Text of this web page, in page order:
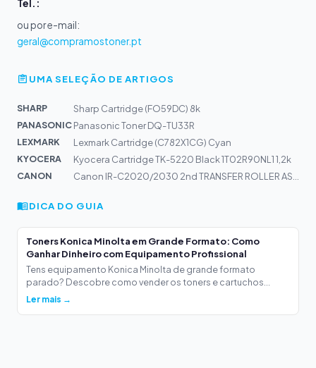
Tel.:
ou por e-mail:
geral@compramostoner.pt
UMA SELEÇÃO DE ARTIGOS
SHARP
Sharp Cartridge (FO59DC) 8k
PANASONICPanasonic Toner DQ-TU33R
LEXMARK
Lexmark Cartridge (C782X1CG) Cyan
KYOCERA
Kyocera Cartridge TK-5220 Black 1T02R90NL1 1,2k
CANON
Canon IR-C2020/2030 2nd TRANSFER ROLLER ASSY
DICA DO GUIA
Toners Konica Minolta em Grande Formato: Como
Ganhar Dinheiro com Equipamento Profissional
Tens equipamento Konica Minolta de grande formato
parado? Descobre como vender os toners e cartuchos...
Ler mais →